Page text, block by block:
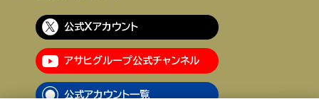
公式Xアカウント
アサヒグループ公式チャンネル
公式アカウント一覧